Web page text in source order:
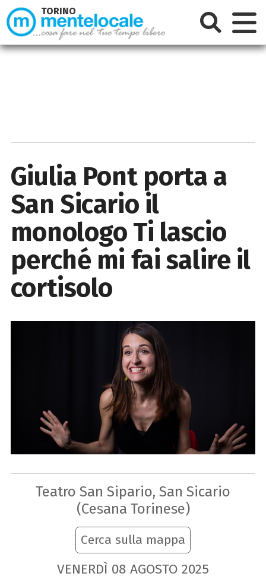
Giulia Pont porta a
San Sicario il
monologo Ti lascio
perché mi fai salire il
cortisolo
Teatro San Sipario, San Sicario
(Cesana Torinese)
Cerca sulla mappa
VENERDÌ 08 AGOSTO 2025
TORINO